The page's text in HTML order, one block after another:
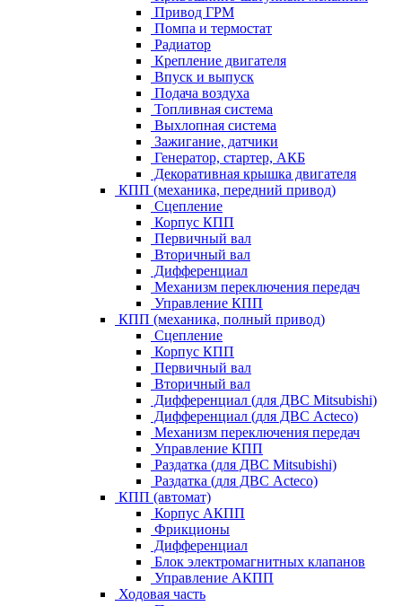
Привод ГРМ
Помпа и термостат
Радиатор
Крепление двигателя
Впуск и выпуск
Подача воздуха
Топливная система
Выхлопная система
Зажигание, датчики
Генератор, стартер, АКБ
Декоративная крышка двигателя
КПП (механика, передний привод)
Сцепление
Корпус КПП
Первичный вал
Вторичный вал
Дифференциал
Механизм переключения передач
Управление КПП
КПП (механика, полный привод)
Сцепление
Корпус КПП
Первичный вал
Вторичный вал
Дифференциал (для ДВС Mitsubishi)
Дифференциал (для ДВС Acteco)
Механизм переключения передач
Управление КПП
Раздатка (для ДВС Mitsubishi)
Раздатка (для ДВС Acteco)
КПП (автомат)
Корпус АКПП
Фрикционы
Дифференциал
Блок электромагнитных клапанов
Управление АКПП
Ходовая часть